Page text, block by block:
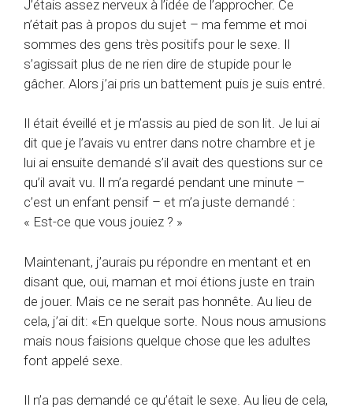
J’étais assez nerveux à l’idée de l’approcher. Ce
n’était pas à propos du sujet – ma femme et moi
sommes des gens très positifs pour le sexe. Il
s’agissait plus de ne rien dire de stupide pour le
gâcher. Alors j’ai pris un battement puis je suis entré.
Il était éveillé et je m’assis au pied de son lit. Je lui ai
dit que je l’avais vu entrer dans notre chambre et je
lui ai ensuite demandé s’il avait des questions sur ce
qu’il avait vu. Il m’a regardé pendant une minute –
c’est un enfant pensif – et m’a juste demandé :
« Est-ce que vous jouiez ? »
Maintenant, j’aurais pu répondre en mentant et en
disant que, oui, maman et moi étions juste en train
de jouer. Mais ce ne serait pas honnête. Au lieu de
cela, j’ai dit: «En quelque sorte. Nous nous amusions
mais nous faisions quelque chose que les adultes
font appelé sexe.
Il n’a pas demandé ce qu’était le sexe. Au lieu de cela,